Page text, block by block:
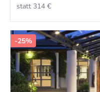
statt 314 €
-25%